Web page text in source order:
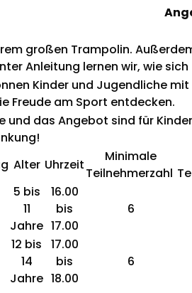
großen Trampolin.
Anleitung lernen wir, wie
Kinder und Jugendliche
Freude am Sport entdecken.
und das Angebot sind für
Alter Uhrzeit
Minimale
Teilnehmerzahl
5 bis
11
Jahre
16.00
bis
17.00
6
12 bis
14
Jahre
17.00
bis
18.00
6